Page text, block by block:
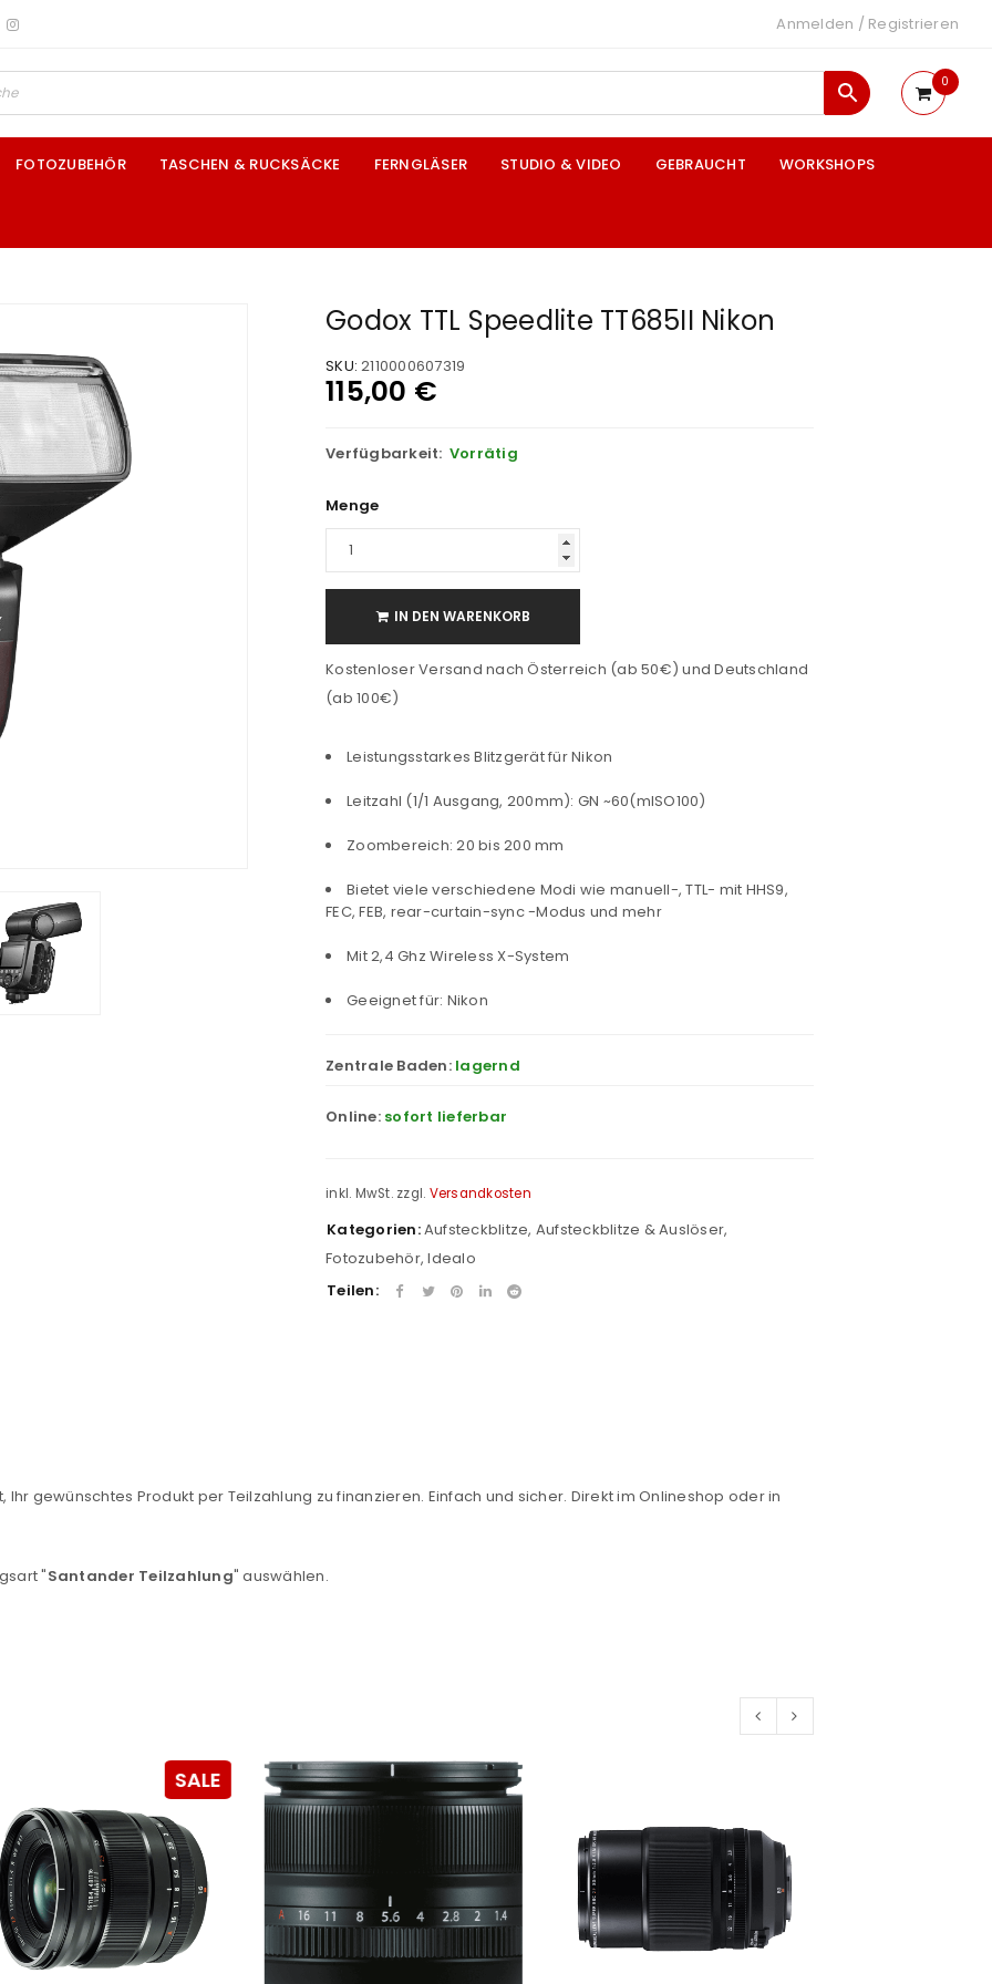
Ja, ich möchte ein Kundenkonto eröffnen und akzeptiere die
Datenschutzerklärung. *
Anmelden / Registrieren
0
FOTOZUBEHÖR TASCHEN & RUCKSÄCKE FERNGLÄSER STUDIO & VIDEO GEBRAUCHT WORKSHOPS
Godox TTL Speedlite TT685II Nikon
SKU: 2110000607319
115,00 €
Verfügbarkeit: Vorrätig
Menge
IN DEN WARENKORB
Kostenloser Versand nach Österreich (ab 50€) und Deutschland
(ab 100€)
Leistungsstarkes Blitzgerät für Nikon
Leitzahl (1/1 Ausgang, 200mm): GN ~60(mISO100)
Zoombereich: 20 bis 200 mm
Bietet viele verschiedene Modi wie manuell-, TTL- mit HHS9,
FEC, FEB, rear-curtain-sync -Modus und mehr
Mit 2,4 Ghz Wireless X-System
Geeignet für: Nikon
Zentrale Baden: lagernd
Online: sofort lieferbar
inkl. MwSt. zzgl. Versandkosten
Kategorien:Aufsteckblitze, Aufsteckblitze & Auslöser,
Fotozubehör,Idealo
Teilen:
gewünschtes Produkt per Teilzahlung zu finanzieren. Einfach und sicher. Direkt im Onlineshop oder in
"Santander Teilzahlung" auswählen.
SALE